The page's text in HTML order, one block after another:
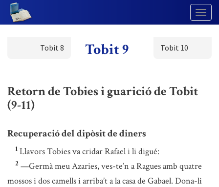
Tobit 8 Tobit 9 Tobit 10
Retorn de Tobies i guarició de Tobit
(9-11)
Recuperació del dipòsit de diners
1 Llavors Tobies va cridar Rafael i li digué:
2 —Germà meu Azaries, ves-te’n a Ragues amb quatre
mossos i dos camells i arriba’t a la casa de Gabael. Dona-li